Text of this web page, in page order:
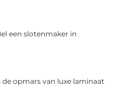
een slotenmaker in
opmars van luxe laminaat